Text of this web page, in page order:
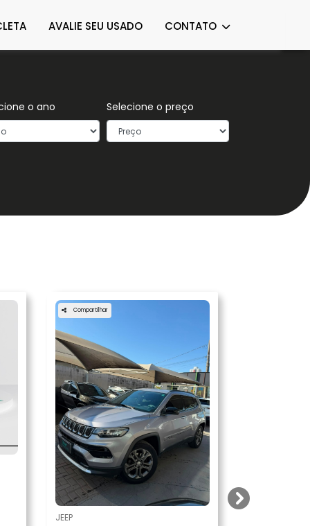
AVALIE SEU USADO CONTATO
o ano Selecione o preço
Compartilhar
JEEP